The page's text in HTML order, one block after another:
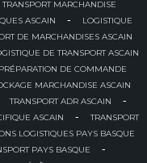
TRANSPORT MARCHANDISE
ASCAIN -
LOGISTIQUE
DE MARCHANDISES ASCAIN
DE TRANSPORT ASCAIN
PRÉPARATION DE COMMANDE
MARCHANDISE ASCAIN
TRANSPORT ADR ASCAIN -
ASCAIN -
TRANSPORT
LOGISTIQUES PAYS BASQUE
PAYS BASQUE -